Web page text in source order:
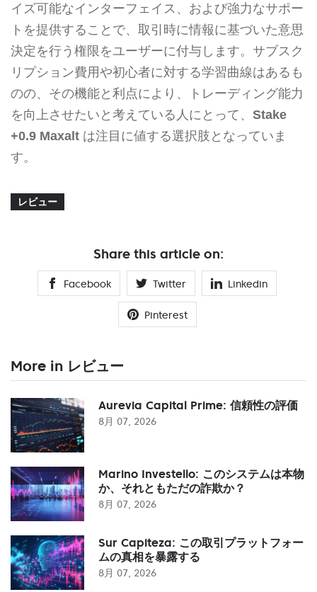
イズ可能なインターフェイス、および強力なサポー
トを提供することで、取引時に情報に基づいた意思
決定を行う権限をユーザーに付与します。サブスク
リプション費用や初心者に対する学習曲線はあるも
のの、その機能と利点により、トレーディング能力
を向上させたいと考えている人にとって、 Stake
+0.9 Maxalt は注目に値する選択肢となっていま
す。
レビュー
Share this article on:
Facebook Twitter Linkedin
Pinterest
More in レビュー
Aurevia Capital Prime: 信頼性の評価
8月 07, 2026
Marino Investello: このシステムは本物
か、それともただの詐欺か？
8月 07, 2026
Sur Capiteza: この取引プラットフォー
ムの真相を暴露する
8月 07, 2026